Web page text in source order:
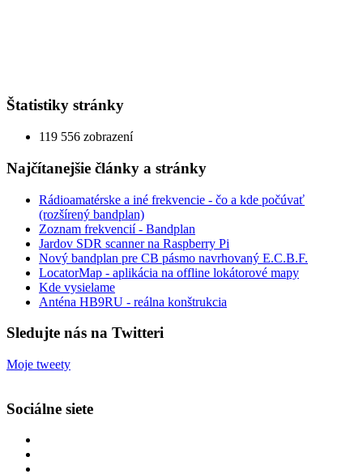
Štatistiky stránky
119 556 zobrazení
Najčítanejšie články a stránky
Rádioamatérske a iné frekvencie - čo a kde počúvať
(rozšírený bandplan)
Zoznam frekvencií - Bandplan
Jardov SDR scanner na Raspberry Pi
Nový bandplan pre CB pásmo navrhovaný E.C.B.F.
LocatorMap - aplikácia na offline lokátorové mapy
Kde vysielame
Anténa HB9RU - reálna konštrukcia
Sledujte nás na Twitteri
Moje tweety
Sociálne siete